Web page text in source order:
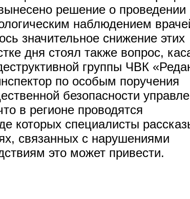
решение о проведении
наблюдением
значительное снижение этих
дня стоял также вопрос,
группы ЧВК
по особым поручения
безопасности
в регионе проводятся
которых специалисты
связанных с нарушениями
это может привести.